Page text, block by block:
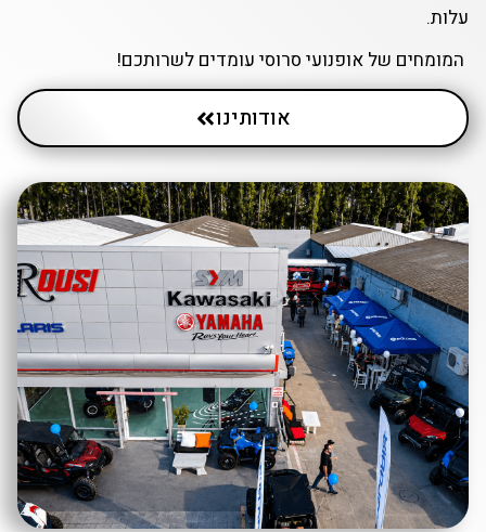
של אופנועי סרוסי עומדים לשרותכם!
אודותינו